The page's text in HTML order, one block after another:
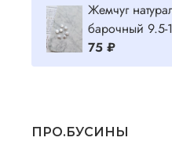
Жемчуг
барочный 9.5-
75 ₽
ПРО.БУСИНЫ